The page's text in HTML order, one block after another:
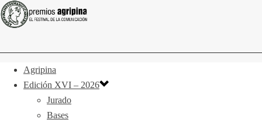
Agripina
Edición XVI – 2026
Jurado
Bases